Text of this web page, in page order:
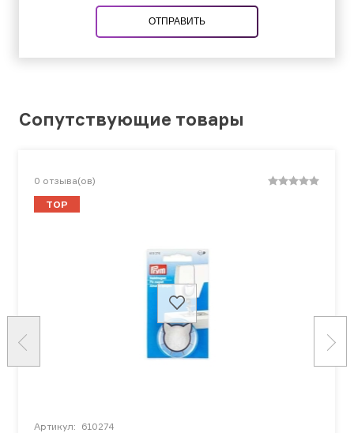
ОТПРАВИТЬ
Сопутствующие товары
0 отзыва(ов)
TOP
Артикул: 610274